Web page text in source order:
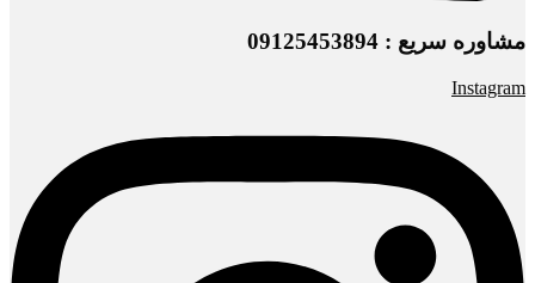
مشاوره سریع : 09125453894
Instagram